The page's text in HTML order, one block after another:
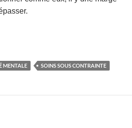
MENTALE SOINS SOUS CONTRAINTE